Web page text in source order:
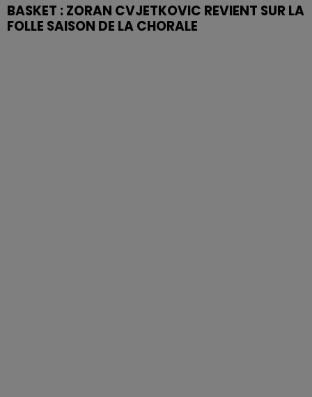
BASKET : ZORAN CVJETKOVIC REVIENT SUR LA
FOLLE SAISON DE LA CHORALE